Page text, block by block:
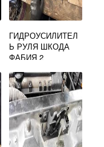
ГИДРОУСИЛИТЕЛ
Ь РУЛЯ ШКОДА
ФАБИЯ 2